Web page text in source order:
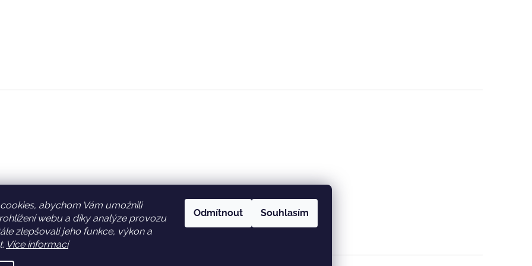
abychom Vám umožnili
webu a díky analýze provozu
zlepšovali jeho funkce, výkon a
Více informací
Odmítnout Souhlasím
Facebook Věrnostní slevy